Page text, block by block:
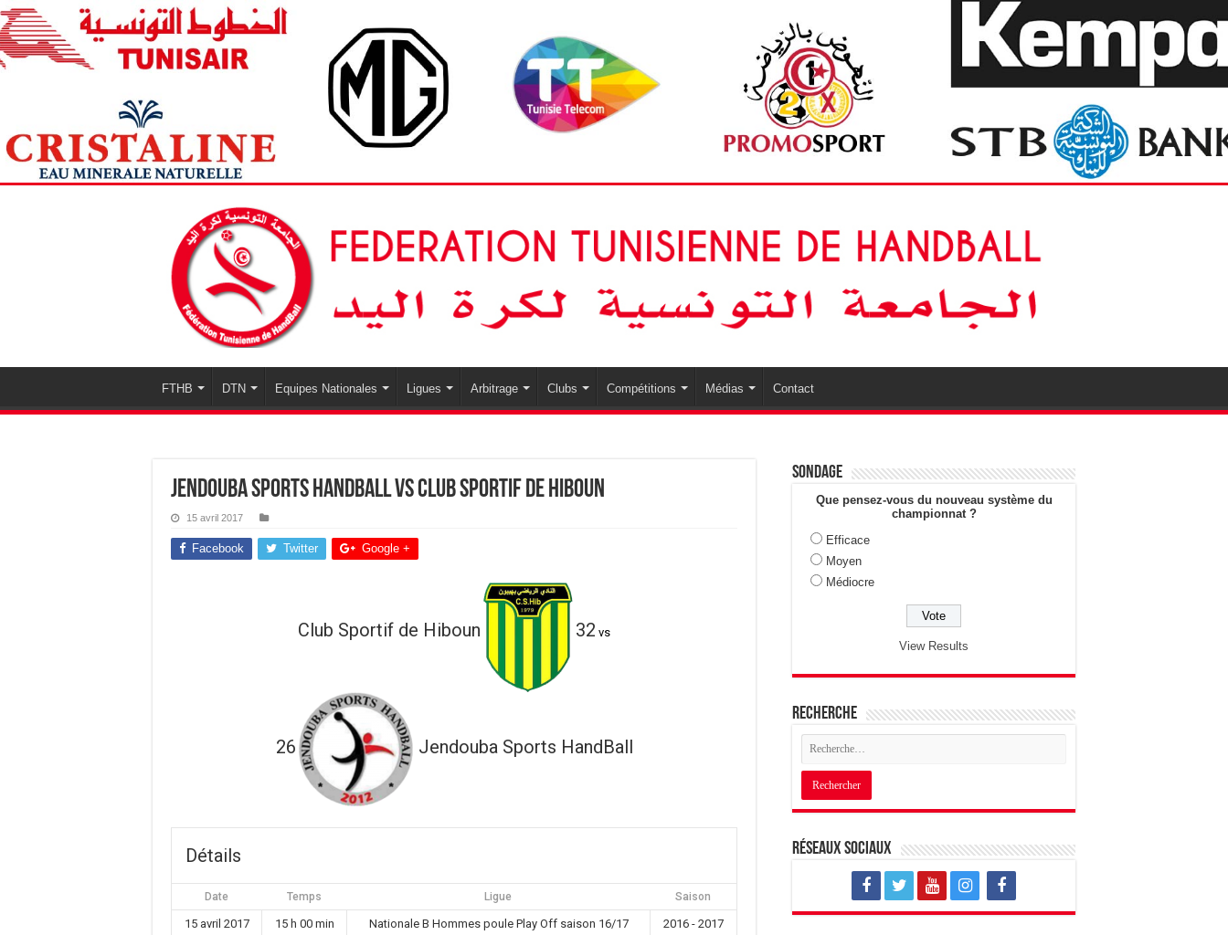
FTHB DTN Equipes Nationales Ligues Arbitrage Clubs Compétitions Médias Contact
Jendouba Sports HandBall vs Club Sportif de Hiboun
15 avril 2017
Facebook Twitter Google +
Club Sportif de Hiboun 32 vs
26 Jendouba Sports HandBall
Détails
Date Temps Ligue Saison
15 avril 2017 15 h 00 min Nationale B Hommes poule Play Off saison 16/17 2016 - 2017
Sondage
Que pensez-vous du nouveau système du
championnat ?
Efficace
Moyen
Médiocre
View Results
Recherche
Réseaux sociaux